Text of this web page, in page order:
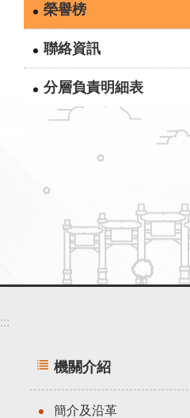
榮譽榜
聯絡資訊
分層負責明細表
:::
機關介紹
簡介及沿革